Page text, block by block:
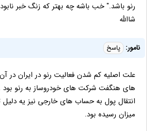
رنو باشد." خب باشه چه بهتر که زنگ خبر
شاالله
نامور: پاسخ
علت اصلیه کم شدن فعالیت رنو در ایران در
های هنگفت شرکت های خودروساز به رنو
انتقال پول به حساب های خارجی نیز یه
میزان رسیده بود.